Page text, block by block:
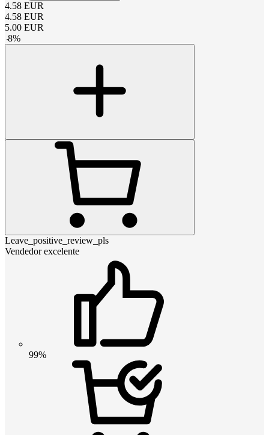
4.58 EUR
4.58 EUR
5.00 EUR
-8%
Leave_positive_review_pls
Vendedor excelente
99%